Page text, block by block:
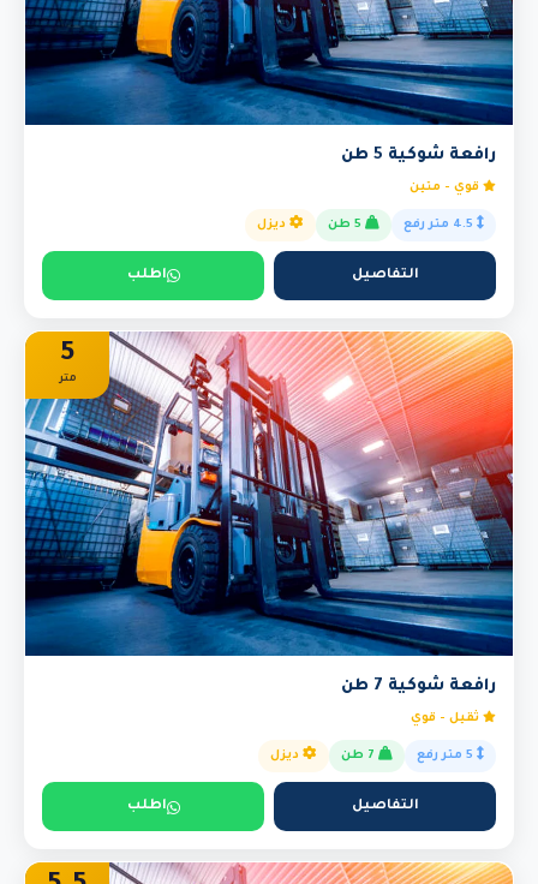
رافعة شوكية 5 طن
قوي - متين
ديزل
التفاصيل اطلب
5
متر
رافعة شوكية 7 طن
ثقيل - قوي
ديزل
التفاصيل اطلب